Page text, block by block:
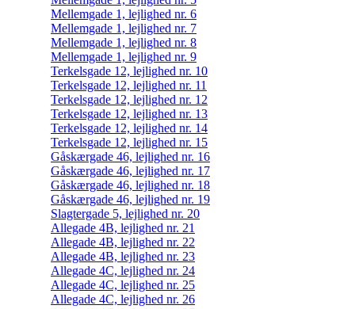
Mellemgade 1, lejlighed nr. 6
Mellemgade 1, lejlighed nr. 7
Mellemgade 1, lejlighed nr. 8
Mellemgade 1, lejlighed nr. 9
Terkelsgade 12, lejlighed nr. 10
Terkelsgade 12, lejlighed nr. 11
Terkelsgade 12, lejlighed nr. 12
Terkelsgade 12, lejlighed nr. 13
Terkelsgade 12, lejlighed nr. 14
Terkelsgade 12, lejlighed nr. 15
Gåskærgade 46, lejlighed nr. 16
Gåskærgade 46, lejlighed nr. 17
Gåskærgade 46, lejlighed nr. 18
Gåskærgade 46, lejlighed nr. 19
Slagtergade 5, lejlighed nr. 20
Allegade 4B, lejlighed nr. 21
Allegade 4B, lejlighed nr. 22
Allegade 4B, lejlighed nr. 23
Allegade 4C, lejlighed nr. 24
Allegade 4C, lejlighed nr. 25
Allegade 4C, lejlighed nr. 26